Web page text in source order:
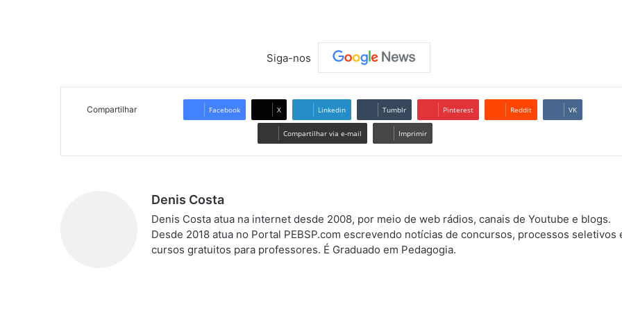
Siga-nos
Compartilhar Facebook X Linkedin Tumblr Pinterest Reddit VK
Compartilhar via e-mail Imprimir
Denis Costa
Denis Costa atua na internet desde 2008, por meio de web rádios, canais de Youtube e blogs.
Desde 2018 atua no Portal PEBSP.com escrevendo notícias de concursos, processos seletivos
cursos gratuitos para professores. É Graduado em Pedagogia.